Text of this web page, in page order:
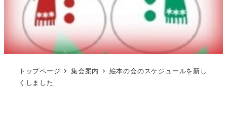
トップページ 集会案内
絵本の会のスケジュールを新し
くしました